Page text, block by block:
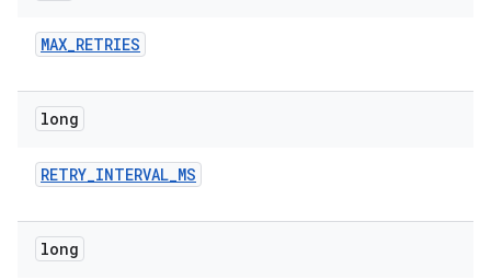
MAX_RETRIES
long
RETRY_INTERVAL_MS
long